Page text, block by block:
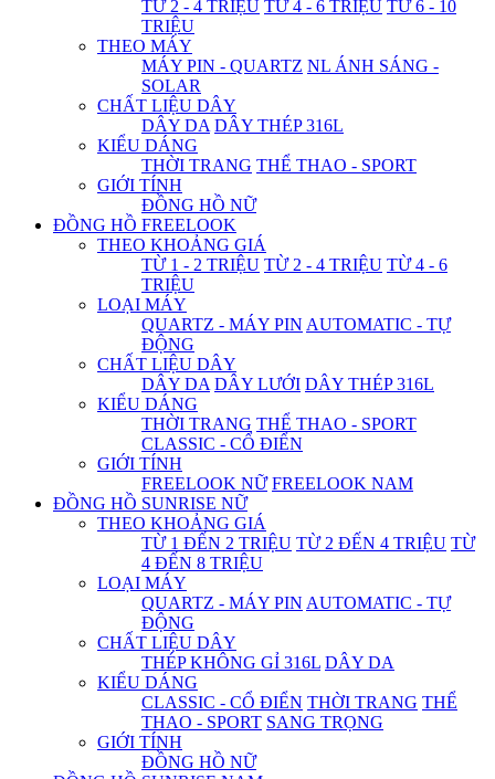
TỪ 2 - 4 TRIỆU TỪ 4 - 6 TRIỆU TỪ 6 - 10
TRIỆU
THEO MÁY
MÁY PIN - QUARTZ NL ÁNH SÁNG -
SOLAR
CHẤT LIỆU DÂY
DÂY DA DÂY THÉP 316L
KIỂU DÁNG
THỜI TRANG THỂ THAO - SPORT
GIỚI TÍNH
ĐỒNG HỒ NỮ
ĐỒNG HỒ FREELOOK
THEO KHOẢNG GIÁ
TỪ 1 - 2 TRIỆU TỪ 2 - 4 TRIỆU TỪ 4 - 6
TRIỆU
LOẠI MÁY
QUARTZ - MÁY PIN AUTOMATIC - TỰ
ĐỘNG
CHẤT LIỆU DÂY
DÂY DA DÂY LƯỚI DÂY THÉP 316L
KIỂU DÁNG
THỜI TRANG THỂ THAO - SPORT
CLASSIC - CỔ ĐIỂN
GIỚI TÍNH
FREELOOK NỮ FREELOOK NAM
ĐỒNG HỒ SUNRISE NỮ
THEO KHOẢNG GIÁ
TỪ 1 ĐẾN 2 TRIỆU TỪ 2 ĐẾN 4 TRIỆU TỪ
4 ĐẾN 8 TRIỆU
LOẠI MÁY
QUARTZ - MÁY PIN AUTOMATIC - TỰ
ĐỘNG
CHẤT LIỆU DÂY
THÉP KHÔNG GỈ 316L DÂY DA
KIỂU DÁNG
CLASSIC - CỔ ĐIỂN THỜI TRANG THỂ
THAO - SPORT SANG TRỌNG
GIỚI TÍNH
ĐỒNG HỒ NỮ